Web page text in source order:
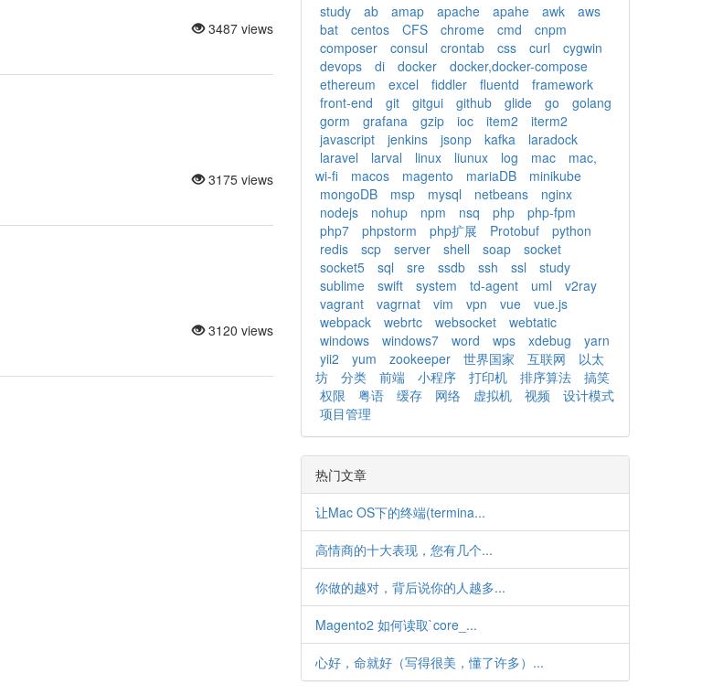
3487 views
3175 views
3120 views
study ab amap apache apahe awk
aws
bat
centos CFS chrome cmd
cnpm
composer
consul crontab css curl
cygwin
devops
di docker
docker,docker-compose
ethereum
excel fiddler fluentd
framework
front-end
git gitgui github glide go
golang
gorm
grafana gzip ioc item2
iterm2
javascript
jenkins jsonp kafka
laradock
laravel
larval linux liunux log mac
mac,
wi-fi
macos magento mariaDB
minikube
mongoDB
msp mysql netbeans
nginx
nodejs
nohup npm nsq php
php-fpm
php7
phpstorm php扩展 Protobuf
python
redis
scp server shell soap
socket
socket5
sql sre ssdb ssh ssl
study
sublime
swift system td-agent uml
v2ray
vagrant
vagrnat vim vpn vue
vue.js
webpack
webrtc websocket
webtatic
windows
windows7 word wps xdebug
yarn
yii2
yum zookeeper 世界国家 互联网
以太
坊
分类 前端 小程序 打印机 排序算法
搞笑
权限
粤语 缓存 网络 虚拟机 视频
设计模式
项目管理
热门文章
让Mac OS下的终端(termina...
高情商的十大表现，您有几个...
你做的越对，背后说你的人越多...
Magento2 如何读取`core_...
心好，命就好（写得很美，懂了许多）...